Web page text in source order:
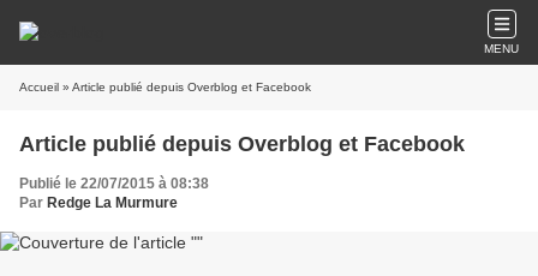
MENU
Accueil » Article publié depuis Overblog et Facebook
Article publié depuis Overblog et Facebook
Publié le 22/07/2015 à 08:38
Par Redge La Murmure